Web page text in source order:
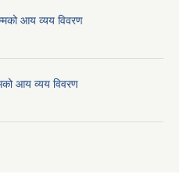
आय व्यय विवरण
आय व्यय विवरण